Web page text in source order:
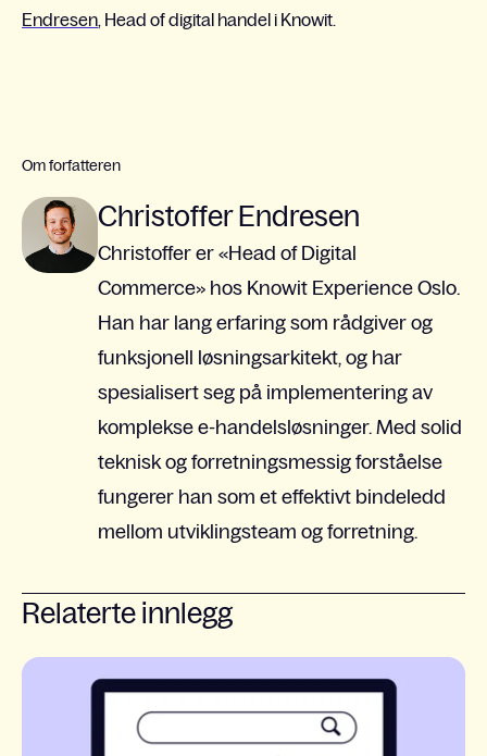
Endresen, Head of digital handel i Knowit.
Om forfatteren
Christoffer Endresen
Christoffer er «Head of Digital
Commerce» hos Knowit Experience Oslo.
Han har lang erfaring som rådgiver og
funksjonell løsningsarkitekt, og har
spesialisert seg på implementering av
komplekse e-handelsløsninger. Med solid
teknisk og forretningsmessig forståelse
fungerer han som et effektivt bindeledd
mellom utviklingsteam og forretning.
Relaterte innlegg